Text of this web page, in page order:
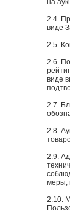
на
2.4.
виде
2.5.
2.6.
виде
2.7.
2.8.
2.9.
меры,
2.10.